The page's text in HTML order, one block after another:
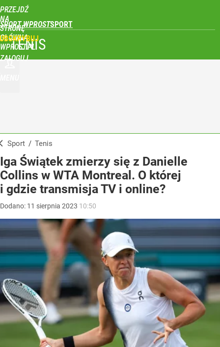
PRZEJDŹ
NA
STRONĘ
GŁÓWNĄ
WPROST.PL
SPORT WPROST
ZALOGUJ
TENIS
Sport / Tenis
Iga Świątek zmierzy się z Danielle
Collins w WTA Montreal. O której
i gdzie transmisja TV i online?
Dodano: 11 sierpnia 2023 10:50